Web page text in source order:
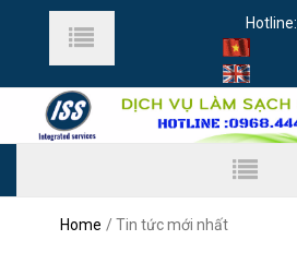
Hotline:
Home Tin tức mới nhất